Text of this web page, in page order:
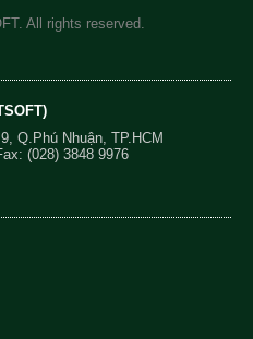
All rights reserved.
Q.Phú Nhuận, TP.HCM
(028) 3848 9976